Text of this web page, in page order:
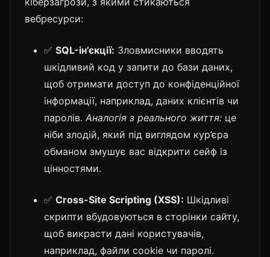
вебресурси:
✅ SQL-ін’єкції: Зловмисники вводять
шкідливий код у запити до бази даних,
щоб отримати доступ до конфіденційної
інформації, наприклад, даних клієнтів чи
паролів. Аналогія з реального життя: це
ніби злодій, який під виглядом кур’єра
обманом змушує вас відкрити сейф із
цінностями.
✅ Cross-Site Scripting (XSS): Шкідливі
скрипти вбудовуються в сторінки сайту,
щоб викрасти дані користувачів,
наприклад, файли cookie чи паролі.